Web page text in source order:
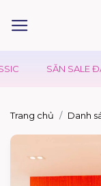
SĂN SALE ĐẠI
Trang chủ Danh